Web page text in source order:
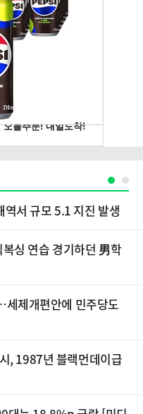
서 규모 5.1 지진 발생
싱 연습 경기하던 男학
제개편안에 민주당도
, 1987년 블랙먼데이급